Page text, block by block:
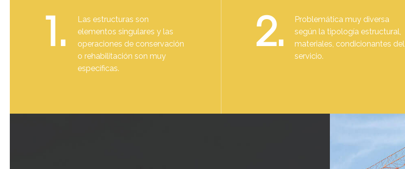
1.
Las estructuras son
elementos singulares y las
operaciones de conservación
o rehabilitación son muy
específicas.
2.
Problemática muy diversa
según la tipología estructural,
materiales, condicionantes del
servicio.